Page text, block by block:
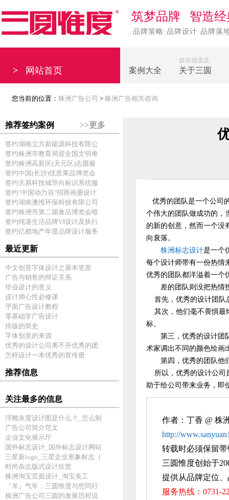
筑梦品牌 智造经
品牌策略·品牌设计·品牌落
> 网站首页 案例大全
媒体报道及
关于三圆
您当前的位置： 株洲广告公司 > 株洲广告相关咨询
推荐签约案例 >>更多
签约湖南立方新能源科技有限公
签约株洲市教育局迎全国文明单
签约株洲高新区(天元区)志愿服
签约中国(长沙)优质果品博览会
签约天易科技城导向标识系统服
签约"中国动力谷"招商画册设计
签约湖南澳维环保科技有限公司
签约株洲市第二届食品博览会唯
签约纯港生活品牌VI设计及执行
签约亿都地产年度品牌设计服务
最近更新
中文创意字体设计之基本笔形
广告与销售的辩证关系
毕业设计的意义
设计师心性必修课
平面广告设计教程
零基础学广告设计
排版的简史
字体创意的来源
优秀的设计公司离不开优秀的团
怎样设计一本优秀的宣传册
推荐信息
关注最多的信息
浮雕灰度设计图是什么？_怎么制
广告公司简介范文
企业文化展示厅
国外标志设计_国外标志设计网站
三星新logo_三星企业形象标志（
时尚杂志版式设计欣赏
株洲淘宝页面设计_淘宝美工
『羊』气年，三圆惟度与您同行
株洲广告公司三圆的发展历程说
优秀的团队是一个公司
个伟大的团队做成功的，
的新的创意，然而一个没
向衰落。
株洲标志设计是一个
每个设计师带有一份热情
优秀的团队都洋溢着一个
差的团队则 没把热情
首先， 优秀的设计团队
其次，他们毫不畏惧最
标。
第三， 优秀的设计团
术家调出不同的颜色绘画
第四， 优秀的团队他
所以 ， 优秀的设计公司
助于给公司带来业务 ， 即
作者：丁香 @ 株
http://
转载时必须保留
三圆惟度创始于
提供从品牌定位
服务热线：0731-